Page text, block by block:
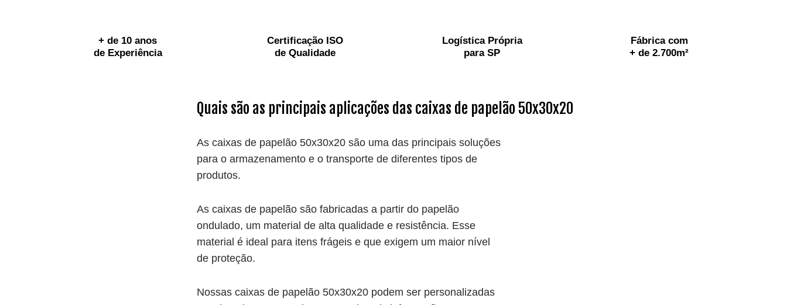
+ de 10 anos
de Experiência
Certificação ISO
de Qualidade
Logística Própria
para SP
Fábrica com
+ de 2.700m²
Quais são as principais aplicações das caixas de papelão 50x30x20
As caixas de papelão 50x30x20 são uma das principais soluções
para o armazenamento e o transporte de diferentes tipos de
produtos.
As caixas de papelão são fabricadas a partir do papelão
ondulado, um material de alta qualidade e resistência. Esse
material é ideal para itens frágeis e que exigem um maior nível
de proteção.
Nossas caixas de papelão 50x30x20 podem ser personalizadas